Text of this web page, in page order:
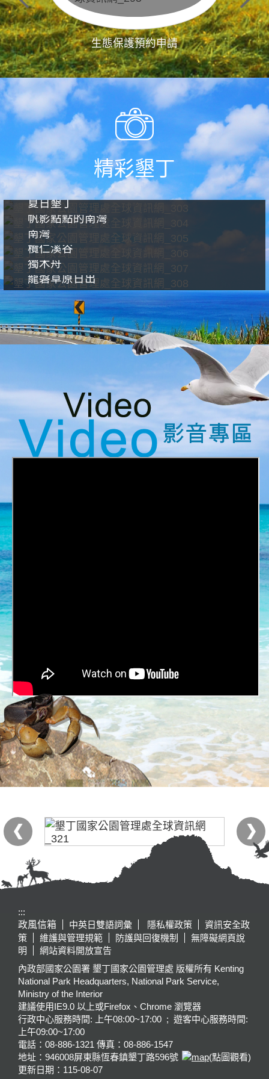
生態保護預約申請
精彩墾丁
夏日墾丁
帆影點點的南灣
南灣
欖仁溪谷
獨木舟
龍磐草原日出
:::
政風信箱
中英日雙語詞彙 隱私權政策
資訊安全政
策
維護與管理規範 防護與回復機制
無障礙網頁說
明
網站資料開放宣告
內政部國家公園署 墾丁國家公園管理處 版權所有 Kenting
National Park Headquarters, National Park Service,
Ministry of the Interior
建議使用IE9.0 以上或Firefox、Chrome 瀏覽器
行政中心服務時間: 上午08:00~17:00 ; 遊客中心服務時間:
上午09:00~17:00
電話：08-886-1321 傳真：08-886-1547
地址：946008屏東縣恆春鎮墾丁路596號
(點圖觀看)
更新日期： 115-08-07